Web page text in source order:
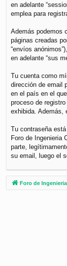
en adelante
emplea para
Además podemos
páginas creadas
“envíos
en adelante “sus
Tu cuenta como
dirección de email
en el país en el
proceso de
exhibida. Además,
Tu contraseña
Foro de Ingenieria
parte,
su email, luego el
Foro de